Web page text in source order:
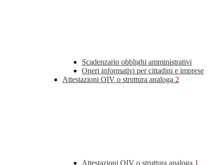
Scadenzario obblighi amministrativi
Oneri informativi per cittadini e imprese
Attestazioni OIV o struttura analoga 2
Attestazioni OIV o struttura analoga 1